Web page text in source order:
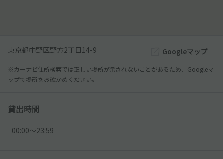
東京都中野区野方2丁目14-9 Googleマップ
※カーナビ住所検索では正しい場所が示されないことがあるため、Googleマ
ップで場所をお確かめください。
貸出時間
00:00〜23:59